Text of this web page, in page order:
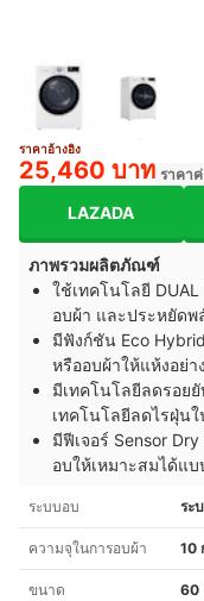
ราคาอ้างอิง
25,460 บาท ราคา
LAZADA
ภาพรวมผลิตภัณฑ์
ใช้เทคโนโลยี
อบผ้า และประหยัดพ
มีฟังก์ชัน Eco
หรืออบผ้าให้แห้งอย่า
มีเทคโนโลยีลดรอย
เทคโนโลยีลดไรฝุ่น
มีฟีเจอร์ Sensor
อบให้เหมาะสมได้แ
ระบบอบ ระ
ความจุในการอบผ้า 10
ขนาด 60